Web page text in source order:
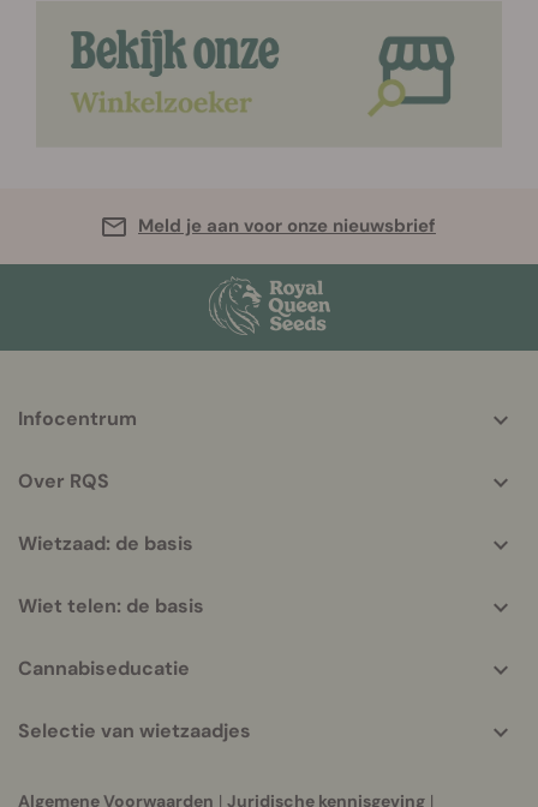
Meld je aan voor onze nieuwsbrief
helpful
Infocentrum
Over RQS
Wietzaad: de basis
Wiet telen: de basis
Cannabiseducatie
Selectie van wietzaadjes
Algemene Voorwaarden | Juridische kennisgeving |